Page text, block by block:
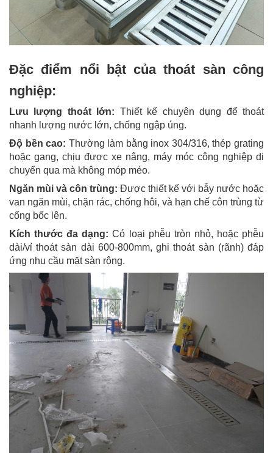
Đặc điểm nổi bật của thoát sàn công
nghiệp:
Lưu lượng thoát lớn: Thiết kế chuyên dụng để thoát
nhanh lượng nước lớn, chống ngập úng.
Độ bền cao: Thường làm bằng inox 304/316, thép grating
hoặc gang, chịu được xe nâng, máy móc công nghiệp di
chuyển qua mà không móp méo.
Ngăn mùi và côn trùng: Được thiết kế với bẫy nước hoặc
van ngăn mùi, chặn rác, chống hôi, và hạn chế côn trùng từ
cống bốc lên.
Kích thước đa dạng: Có loại phễu tròn nhỏ, hoặc phễu
dài/vỉ thoát sàn dài 600-800mm, ghi thoát sàn (rãnh) đáp
ứng nhu cầu mặt sàn rộng.